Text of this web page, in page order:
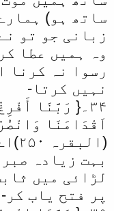
ساتھ ہو)
زبانی جو تو
وہ ہمیں عطا
رسوا نہ کرنا
نہیں کرتا-
۳۴۔{ رَبَّنَا
اَقْدَامَنَا
بہت زیادہ
لڑائی میں
پر فتح یاب کر-